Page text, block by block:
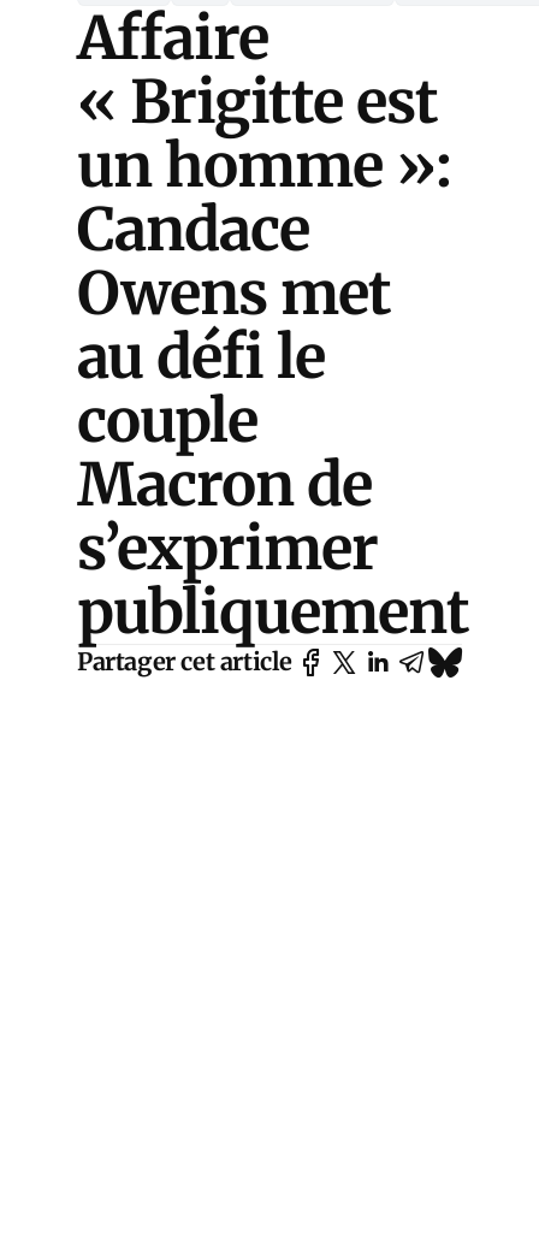
Affaire
« Brigitte est
un homme »:
Candace
Owens met
au défi le
couple
Macron de
s’exprimer
publiquement
Partager cet article